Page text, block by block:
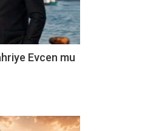
Evcen mu